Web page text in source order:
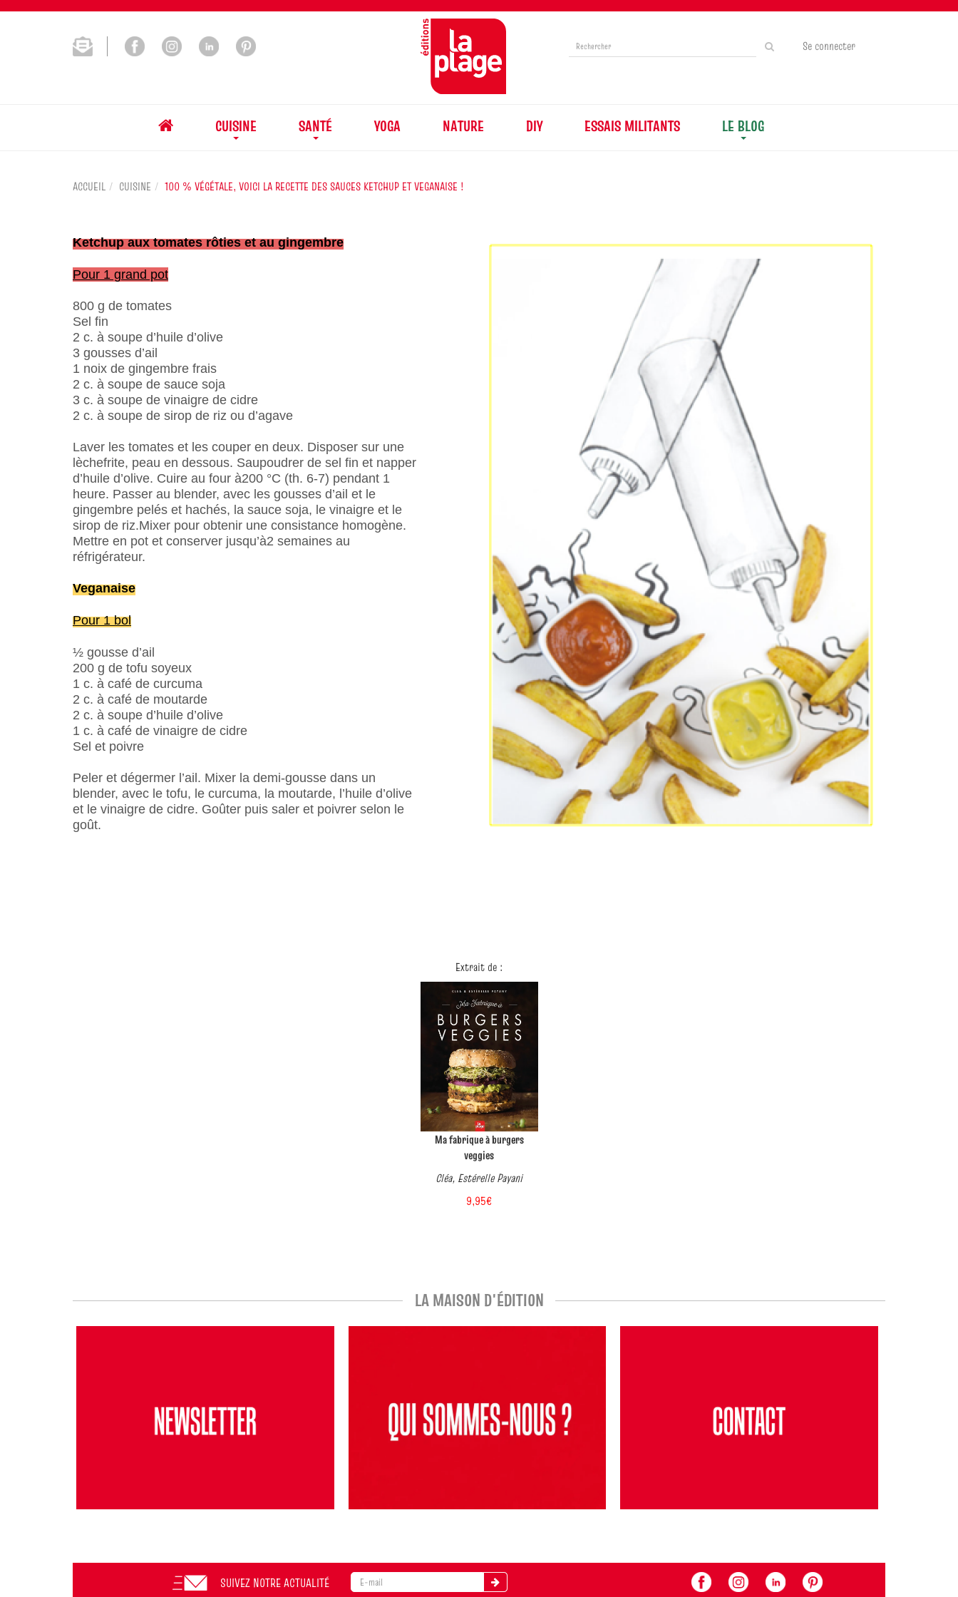
Se connecter
CUISINE SANTÉ YOGA NATURE DIY ESSAIS MILITANTS LE BLOG
ACCUEIL CUISINE 100 % VÉGÉTALE, VOICI LA RECETTE DES SAUCES KETCHUP ET VEGANAISE !
Ketchup aux tomates rôties et au gingembre
Pour 1 grand pot
800 g de tomates
Sel fin
2 c. à soupe d’huile d’olive
3 gousses d’ail
1 noix de gingembre frais
2 c. à soupe de sauce soja
3 c. à soupe de vinaigre de cidre
2 c. à soupe de sirop de riz ou d’agave
Laver les tomates et les couper en deux. Disposer sur une
lèchefrite, peau en dessous. Saupoudrer de sel fin et napper
d’huile d’olive. Cuire au four à200 °C (th. 6-7) pendant 1
heure. Passer au blender, avec les gousses d’ail et le
gingembre pelés et hachés, la sauce soja, le vinaigre et le
sirop de riz.Mixer pour obtenir une consistance homogène.
Mettre en pot et conserver jusqu’à2 semaines au
réfrigérateur.
Veganaise
Pour 1 bol
½ gousse d’ail
200 g de tofu soyeux
1 c. à café de curcuma
2 c. à café de moutarde
2 c. à soupe d’huile d’olive
1 c. à café de vinaigre de cidre
Sel et poivre
Peler et dégermer l’ail. Mixer la demi-gousse dans un
blender, avec le tofu, le curcuma, la moutarde, l’huile d’olive
et le vinaigre de cidre. Goûter puis saler et poivrer selon le
goût.
Extrait de :
Ma fabrique à burgers
veggies
Cléa, Estérelle Payani
9,95€
LA MAISON D'ÉDITION
SUIVEZ NOTRE ACTUALITÉ